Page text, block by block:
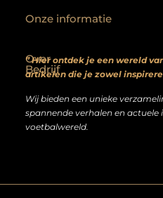
Over
Bedrijf
” Hier ontdek je een wereld
artikelen die je zowel
Wij bieden een unieke
spannende verhalen en actuele
voetbalwereld.
Onze informatie